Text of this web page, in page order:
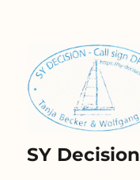
SY Decision